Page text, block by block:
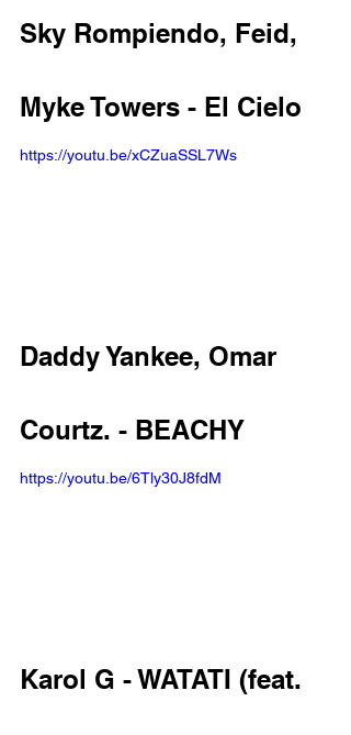
Sky Rompiendo, Feid,
Myke Towers - El Cielo
https://youtu.be/xCZuaSSL7Ws
Daddy Yankee, Omar
Courtz. - BEACHY
https://youtu.be/6Tly30J8fdM
Karol G - WATATI (feat.